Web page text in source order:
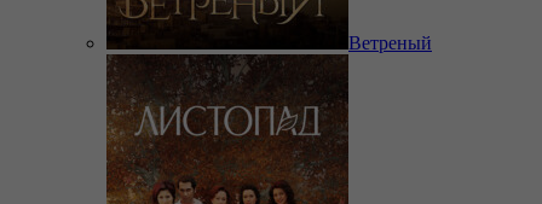
Ветреный